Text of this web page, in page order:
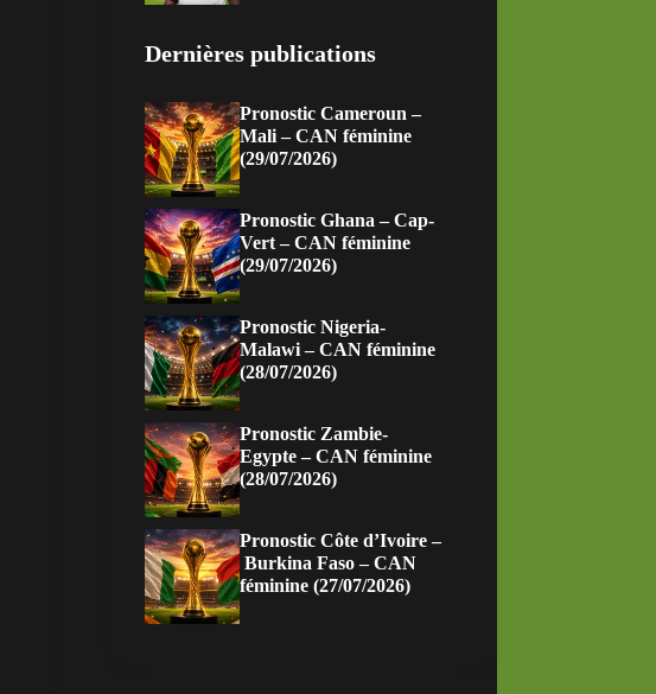
Dernières publications
Pronostic Cameroun –
Mali – CAN féminine
(29/07/2026)
Pronostic Ghana – Cap-
Vert – CAN féminine
(29/07/2026)
Pronostic Nigeria-
Malawi – CAN féminine
(28/07/2026)
Pronostic Zambie-
Egypte – CAN féminine
(28/07/2026)
Pronostic Côte d’Ivoire –
Burkina Faso – CAN
féminine (27/07/2026)